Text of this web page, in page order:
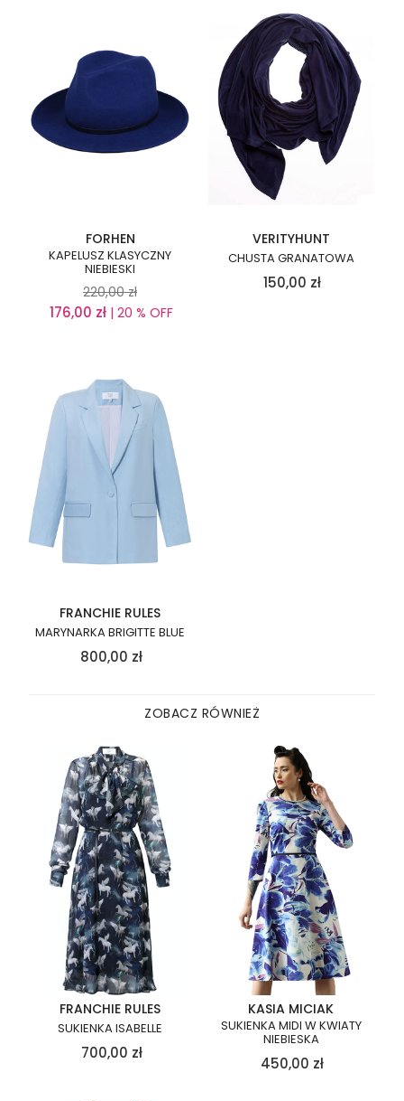
FORHEN
KAPELUSZ KLASYCZNY
NIEBIESKI
220,00 zł
176,00 zł | 20 % OFF
VERITYHUNT
CHUSTA GRANATOWA
150,00 zł
FRANCHIE RULES
MARYNARKA BRIGITTE BLUE
800,00 zł
ZOBACZ RÓWNIEŻ
FRANCHIE RULES
SUKIENKA ISABELLE
700,00 zł
KASIA MICIAK
SUKIENKA MIDI W KWIATY
NIEBIESKA
450,00 zł